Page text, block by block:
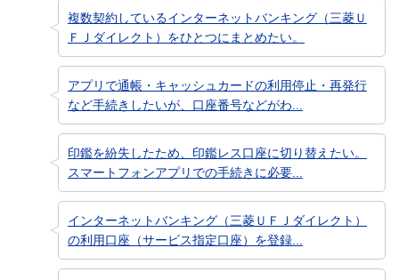
複数契約しているインターネットバンキング（三菱Ｕ
ＦＪダイレクト）をひとつにまとめたい。
アプリで通帳・キャッシュカードの利用停止・再発行
など手続きしたいが、口座番号などがわ...
印鑑を紛失したため、印鑑レス口座に切り替えたい。
スマートフォンアプリでの手続きに必要...
インターネットバンキング（三菱ＵＦＪダイレクト）
の利用口座（サービス指定口座）を登録...